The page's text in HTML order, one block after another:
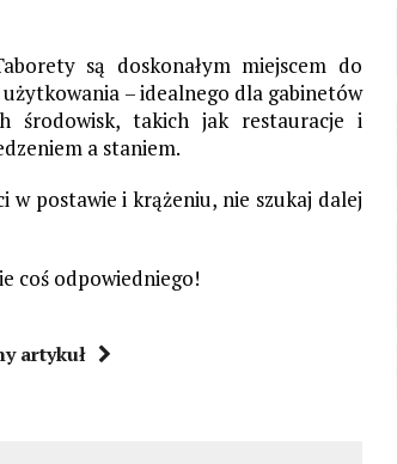
są doskonałym miejscem do
– idealnego dla gabinetów
środowisk, takich jak restauracje i
a staniem.
w postawie i krążeniu, nie szukaj dalej
coś odpowiedniego!
artykuł